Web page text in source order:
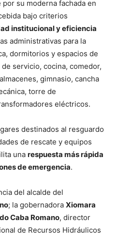
su moderna fachada en
bajo criterios
institucional y eficiencia
administrativas para la
dormitorios y espacios de
servicio, cocina, comedor,
gimnasio, cancha
torre de
eléctricos.
destinados al resguardo
de rescate y equipos
una respuesta más rápida
de emergencia.
del alcalde del
; la gobernadora Xiomara
Caba Romano, director
de Recursos Hidráulicos